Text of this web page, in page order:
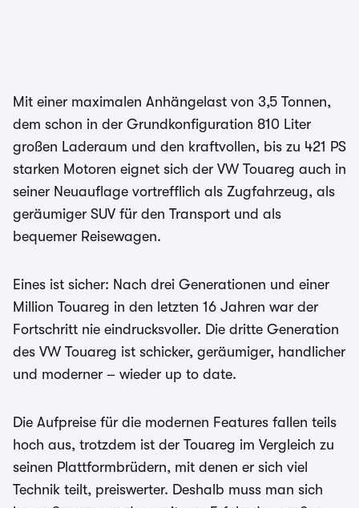
Mit einer maximalen Anhängelast von 3,5 Tonnen,
dem schon in der Grundkonfiguration 810 Liter
großen Laderaum und den kraftvollen, bis zu 421 PS
starken Motoren eignet sich der VW Touareg auch in
seiner Neuauflage vortrefflich als Zugfahrzeug, als
geräumiger SUV für den Transport und als
bequemer Reisewagen.
Eines ist sicher: Nach drei Generationen und einer
Million Touareg in den letzten 16 Jahren war der
Fortschritt nie eindrucksvoller. Die dritte Generation
des VW Touareg ist schicker, geräumiger, handlicher
und moderner – wieder up to date.
Die Aufpreise für die modernen Features fallen teils
hoch aus, trotzdem ist der Touareg im Vergleich zu
seinen Plattformbrüdern, mit denen er sich viel
Technik teilt, preiswerter. Deshalb muss man sich